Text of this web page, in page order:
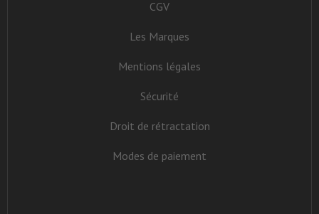
CGV
Les Marques
Mentions légales
Sécurité
Droit de rétractation
Modes de paiement